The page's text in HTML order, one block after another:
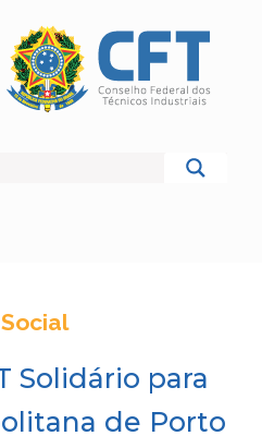
Solidário para
de Porto